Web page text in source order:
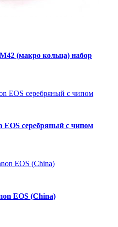
(макро кольца) набор
EOS серебряный с чипом
EOS (China)